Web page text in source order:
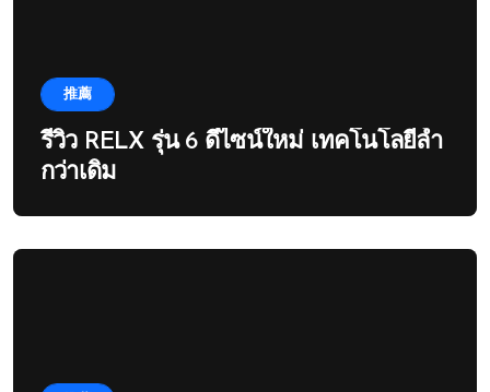
推薦
รีวิว RELX รุ่น 6 ดีไซน์ใหม่ เทคโนโลยีล้ำ
กว่าเดิม